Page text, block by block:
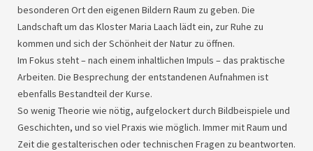
besonderen Ort den eigenen Bildern Raum zu geben. Die
Landschaft um das Kloster Maria Laach lädt ein, zur Ruhe zu
kommen und sich der Schönheit der Natur zu öffnen.
Im Fokus steht – nach einem inhaltlichen Impuls – das praktische
Arbeiten. Die Besprechung der entstandenen Aufnahmen ist
ebenfalls Bestandteil der Kurse.
So wenig Theorie wie nötig, aufgelockert durch Bildbeispiele und
Geschichten, und so viel Praxis wie möglich. Immer mit Raum und
Zeit die gestalterischen oder technischen Fragen zu beantworten.